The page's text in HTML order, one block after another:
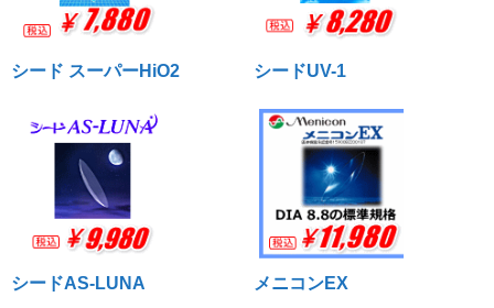
シード スーパーHiO2 シードUV-1
シードAS-LUNA メニコンEX